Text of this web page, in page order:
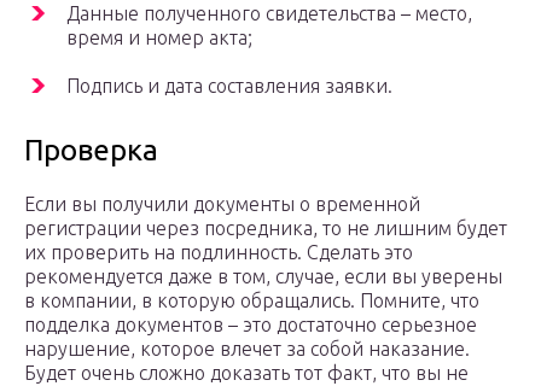
Данные полученного свидетельства – место,
время и номер акта;
Подпись и дата составления заявки.
Проверка
Если вы получили документы о временной
регистрации через посредника, то не лишним будет
их проверить на подлинность. Сделать это
рекомендуется даже в том, случае, если вы уверены
в компании, в которую обращались. Помните, что
подделка документов – это достаточно серьезное
нарушение, которое влечет за собой наказание.
Будет очень сложно доказать тот факт, что вы не